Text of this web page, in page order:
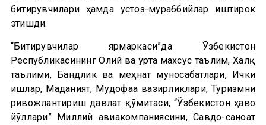
битирувчилари ҳамда устоз-мураббийлар иштирок
этишди.
“Битирувчилар ярмаркаси”да Ўзбекистон
Республикасининг Олий ва ўрта махсус таълим, Халқ
таълими, Бандлик ва меҳнат муносабатлари, Ички
ишлар, Маданият, Мудофаа вазирликлари, Туризмни
ривожлантириш давлат қўмитаси, “Ўзбекистон ҳаво
йўллари” Миллий авиакомпаниясини, Савдо-саноат